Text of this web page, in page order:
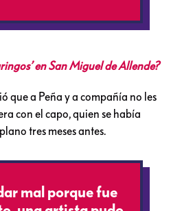
en San Miguel de Allende?
que a Peña y a compañía no les
con el capo, quien se había
tres meses antes.
mal porque fue